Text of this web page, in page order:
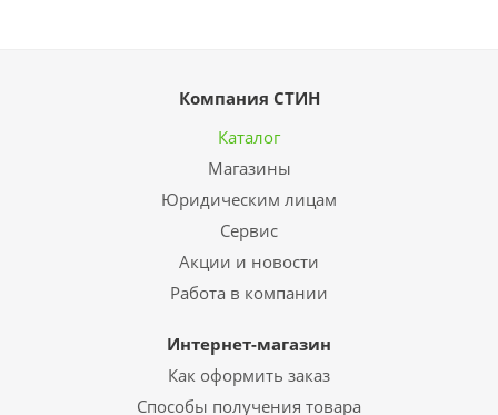
Компания СТИН
Каталог
Магазины
Юридическим лицам
Сервис
Акции и новости
Работа в компании
Интернет-магазин
Как оформить заказ
Способы получения товара